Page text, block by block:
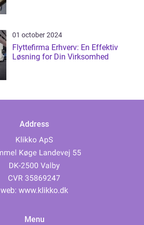
01 october 2024
Flyttefirma Erhverv: En Effektiv
Løsning for Din Virksomhed
Address
web: www.klikko.dk
Menu